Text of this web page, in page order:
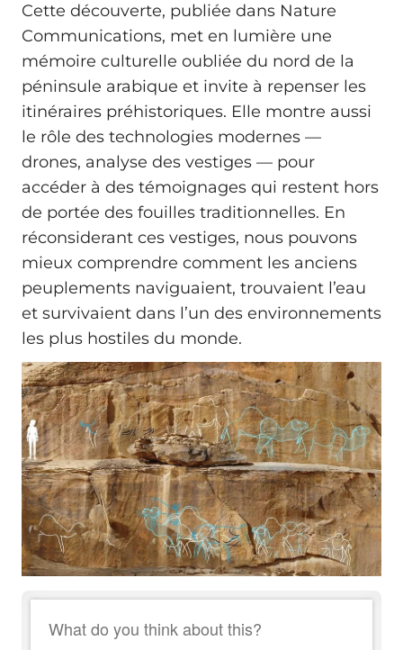
Cette découverte, publiée dans Nature
Communications, met en lumière une
mémoire culturelle oubliée du nord de la
péninsule arabique et invite à repenser les
itinéraires préhistoriques. Elle montre aussi
le rôle des technologies modernes —
drones, analyse des vestiges — pour
accéder à des témoignages qui restent hors
de portée des fouilles traditionnelles. En
réconsiderant ces vestiges, nous pouvons
mieux comprendre comment les anciens
peuplements naviguaient, trouvaient l’eau
et survivaient dans l’un des environnements
les plus hostiles du monde.